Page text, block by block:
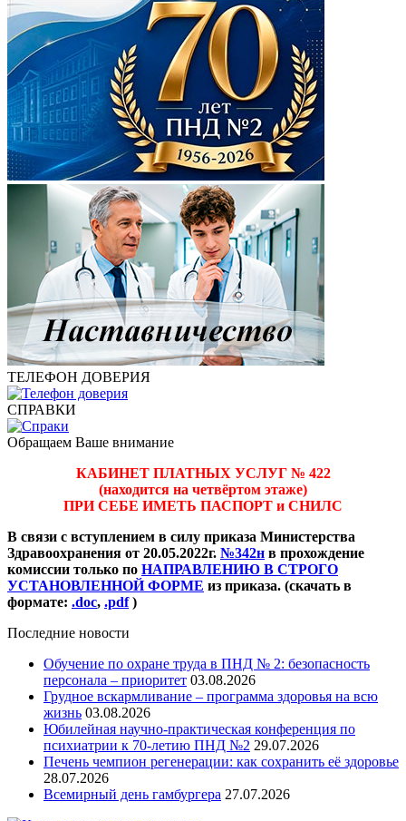
ТЕЛЕФОН ДОВЕРИЯ
СПРАВКИ
Обращаем Ваше внимание
КАБИНЕТ ПЛАТНЫХ УСЛУГ № 422
(находится на четвёртом этаже)
ПРИ СЕБЕ ИМЕТЬ ПАСПОРТ и СНИЛС
В связи с вступлением в силу приказа Министерства
Здравоохранения от 20.05.2022г. №342н в прохождение
комиссии только по НАПРАВЛЕНИЮ В СТРОГО
УСТАНОВЛЕННОЙ ФОРМЕ из приказа. (скачать в
формате: .doc, .pdf)
Последние новости
Обучение по охране труда в ПНД № 2: безопасность
персонала – приоритет 03.08.2026
Грудное вскармливание – программа здоровья на всю
жизнь 03.08.2026
Юбилейная научно-практическая конференция по
психиатрии к 70-летию ПНД №2 29.07.2026
Печень чемпион регенерации: как сохранить её здоровье
28.07.2026
Всемирный день гамбургера 27.07.2026